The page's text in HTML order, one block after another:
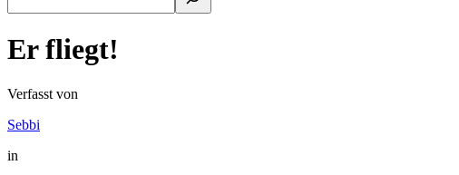
Er fliegt!
Verfasst von
Sebbi
in